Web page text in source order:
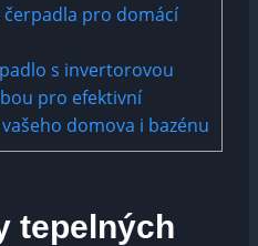
pro ⁢domácí
s invertorovou
pro efektivní
domova i bazénu
tepelných